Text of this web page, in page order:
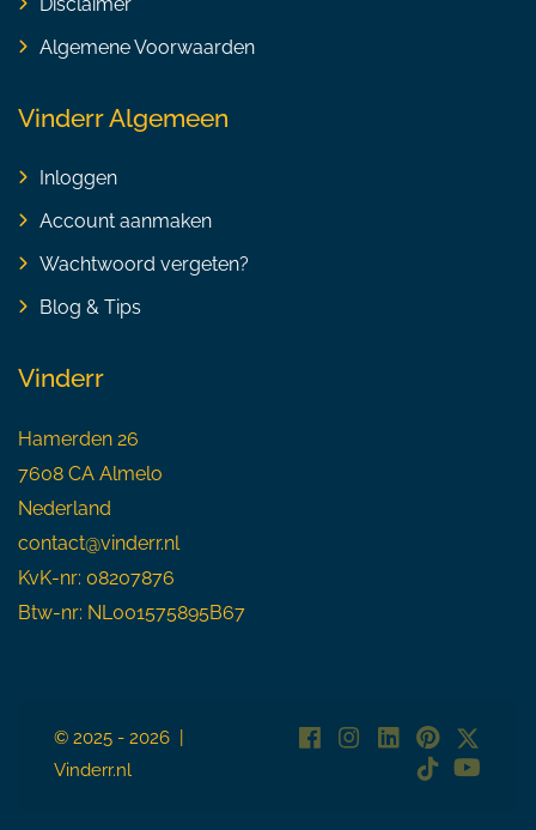
Algemene Voorwaarden
Vinderr Algemeen
Inloggen
Account aanmaken
Wachtwoord vergeten?
Blog & Tips
Vinderr
Hamerden 26
7608 CA Almelo
Nederland
contact@vinderr.nl
KvK-nr: 08207876
Btw-nr: NL001575895B67
© 2025 - 2026 |
Vinderr.nl